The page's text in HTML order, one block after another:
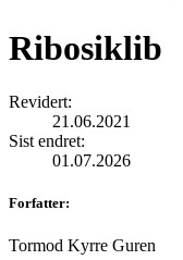
Ribosiklib
Revidert:
21.06.2021
Sist endret:
01.07.2026
Forfatter:
Tormod Kyrre Guren